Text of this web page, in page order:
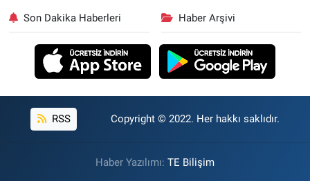
Son Dakika Haberleri Haber Arşivi
RSS Copyright © 2022. Her hakkı saklıdır.
Haber Yazılımı: TE Bilişim